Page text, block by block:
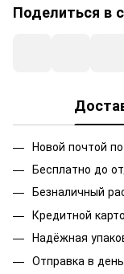
Поделиться в
Новой почтой
Бесплатно до
Безналичный
Кредитной
Надёжная
Отправка в